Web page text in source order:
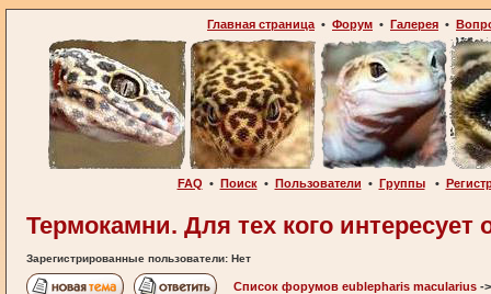
Главная страница • Форум • Галерея •
FAQ • Поиск• Пользователи • Группы•
Термокамни. Для тех кого интересует
Зарегистрированные пользователи: Нет
Список форумов eublepharis macularius -